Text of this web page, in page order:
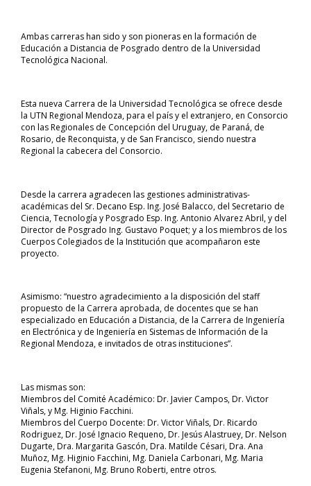
Ambas carreras han sido y son pioneras en la formación de
Educación a Distancia de Posgrado dentro de la Universidad
Tecnológica Nacional.
Esta nueva Carrera de la Universidad Tecnológica se ofrece desde
la UTN Regional Mendoza, para el país y el extranjero, en Consorcio
con las Regionales de Concepción del Uruguay, de Paraná, de
Rosario, de Reconquista, y de San Francisco, siendo nuestra
Regional la cabecera del Consorcio.
Desde la carrera agradecen las gestiones administrativas-
académicas del Sr. Decano Esp. Ing. José Balacco, del Secretario de
Ciencia, Tecnología y Posgrado Esp. Ing. Antonio Alvarez Abril, y del
Director de Posgrado Ing. Gustavo Poquet; y a los miembros de los
Cuerpos Colegiados de la Institución que acompañaron este
proyecto.
Asimismo: “nuestro agradecimiento a la disposición del staff
propuesto de la Carrera aprobada, de docentes que se han
especializado en Educación a Distancia, de la Carrera de Ingeniería
en Electrónica y de Ingeniería en Sistemas de Información de la
Regional Mendoza, e invitados de otras instituciones”.
Las mismas son:
Miembros del Comité Académico: Dr. Javier Campos, Dr. Victor
Viñals, y Mg. Higinio Facchini.
Miembros del Cuerpo Docente: Dr. Victor Viñals, Dr. Ricardo
Rodriguez, Dr. José Ignacio Requeno, Dr. Jesús Alastruey, Dr. Nelson
Dugarte, Dra. Margarita Gascón, Dra. Matilde Césari, Dra. Ana
Muñoz, Mg. Higinio Facchini, Mg. Daniela Carbonari, Mg. Maria
Eugenia Stefanoni, Mg. Bruno Roberti, entre otros.